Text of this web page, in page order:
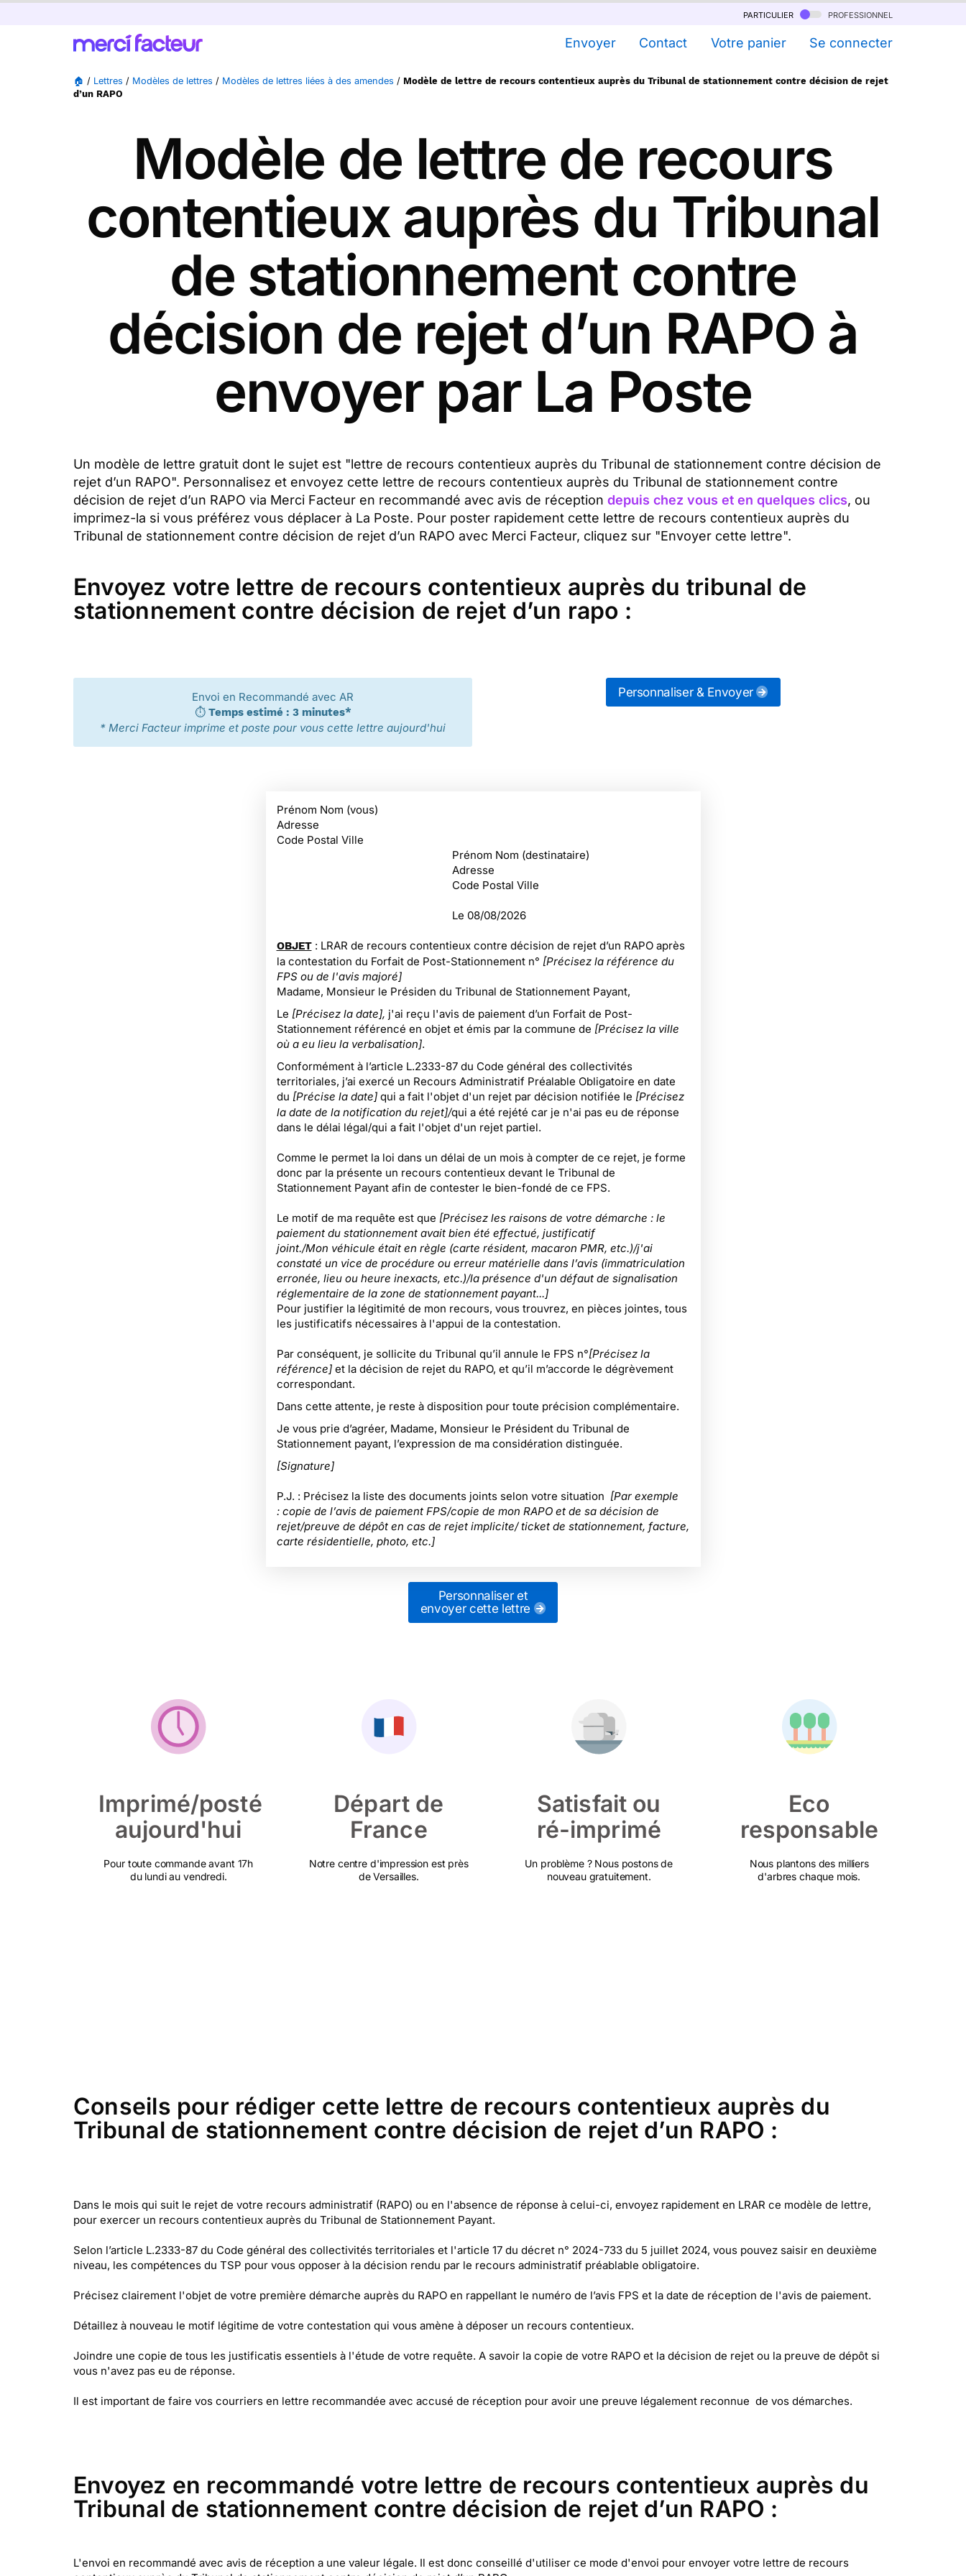
particulier professionnel
Envoyer Contact Votre panier Se connecter
🏠 / Lettres / Modèles de lettres / Modèles de lettres liées à des amendes / Modèle de lettre de recours contentieux auprès du Tribunal de stationnement contre décision de rejet
d’un RAPO
Modèle de lettre de recours
contentieux auprès du Tribunal
de stationnement contre
décision de rejet d’un RAPO à
envoyer par La Poste
Un modèle de lettre gratuit dont le sujet est "lettre de recours contentieux auprès du Tribunal de stationnement contre décision de
rejet d’un RAPO". Personnalisez et envoyez cette lettre de recours contentieux auprès du Tribunal de stationnement contre
décision de rejet d’un RAPO via Merci Facteur en recommandé avec avis de réception depuis chez vous et en quelques clics, ou
imprimez-la si vous préférez vous déplacer à La Poste. Pour poster rapidement cette lettre de recours contentieux auprès du
Tribunal de stationnement contre décision de rejet d’un RAPO avec Merci Facteur, cliquez sur "Envoyer cette lettre".
Envoyez votre lettre de recours contentieux auprès du tribunal de
stationnement contre décision de rejet d’un rapo :
Envoi en Recommandé avec AR
⏱️ Temps estimé : 3 minutes*
* Merci Facteur imprime et poste pour vous cette lettre aujourd'hui
Personnaliser & Envoyer
Prénom Nom (vous)
Adresse
Code Postal Ville
Prénom Nom (destinataire)
Adresse
Code Postal Ville
Le 08/08/2026
OBJET : LRAR de recours contentieux contre décision de rejet d’un RAPO après
la contestation du Forfait de Post-Stationnement n° [Précisez la référence du
FPS ou de l'avis majoré]
Madame, Monsieur le Présiden du Tribunal de Stationnement Payant,
Le [Précisez la date], j'ai reçu l'avis de paiement d’un Forfait de Post-
Stationnement référencé en objet et émis par la commune de [Précisez la ville
où a eu lieu la verbalisation].
Conformément à l’article L.2333-87 du Code général des collectivités
territoriales, j’ai exercé un Recours Administratif Préalable Obligatoire en date
du [Précise la date] qui a fait l'objet d'un rejet par décision notifiée le [Précisez
la date de la notification du rejet]/qui a été rejété car je n'ai pas eu de réponse
dans le délai légal/qui a fait l'objet d'un rejet partiel.
Comme le permet la loi dans un délai de un mois à compter de ce rejet, je forme
donc par la présente un recours contentieux devant le Tribunal de
Stationnement Payant afin de contester le bien-fondé de ce FPS.
Le motif de ma requête est que [Précisez les raisons de votre démarche : le
paiement du stationnement avait bien été effectué, justificatif
joint./Mon véhicule était en règle (carte résident, macaron PMR, etc.)/j'ai
constaté un vice de procédure ou erreur matérielle dans l’avis (immatriculation
erronée, lieu ou heure inexacts, etc.)/la présence d'un défaut de signalisation
réglementaire de la zone de stationnement payant...]
Pour justifier la légitimité de mon recours, vous trouvrez, en pièces jointes, tous
les justificatifs nécessaires à l'appui de la contestation.
Par conséquent, je sollicite du Tribunal qu’il annule le FPS n°[Précisez la
référence]et la décision de rejet du RAPO, et qu’il m’accorde le dégrèvement
correspondant.
Dans cette attente, je reste à disposition pour toute précision complémentaire.
Je vous prie d’agréer, Madame, Monsieur le Président du Tribunal de
Stationnement payant, l’expression de ma considération distinguée.
[Signature]
P.J. : Précisez la liste des documents joints selon votre situation [Par exemple
: copie de l’avis de paiement FPS/copie de mon RAPO et de sa décision de
rejet/preuve de dépôt en cas de rejet implicite/ ticket de stationnement, facture,
carte résidentielle, photo, etc.]
Personnaliser et
envoyer cette lettre
Imprimé/posté
aujourd'hui
Pour toute commande avant 17h
du lundi au vendredi.
Départ de
France
Notre centre d'impression est près
de Versailles.
Satisfait ou
ré-imprimé
Un problème ? Nous postons de
nouveau gratuitement.
Eco
responsable
Nous plantons des milliers
d'arbres chaque mois.
Conseils pour rédiger cette lettre de recours contentieux auprès du
Tribunal de stationnement contre décision de rejet d’un RAPO :
Dans le mois qui suit le rejet de votre recours administratif (RAPO) ou en l'absence de réponse à celui-ci, envoyez rapidement en LRAR ce modèle de lettre,
pour exercer un recours contentieux auprès du Tribunal de Stationnement Payant.
Selon l’article L.2333-87 du Code général des collectivités territoriales et l'article 17 du décret n° 2024-733 du 5 juillet 2024, vous pouvez saisir en deuxième
niveau, les compétences du TSP pour vous opposer à la décision rendu par le recours administratif préablable obligatoire.
Précisez clairement l'objet de votre première démarche auprès du RAPO en rappellant le numéro de l’avis FPS et la date de réception de l'avis de paiement.
Détaillez à nouveau le motif légitime de votre contestation qui vous amène à déposer un recours contentieux.
Joindre une copie de tous les justificatis essentiels à l'étude de votre requête. A savoir la copie de votre RAPO et la décision de rejet ou la preuve de dépôt si
vous n'avez pas eu de réponse.
Il est important de faire vos courriers en lettre recommandée avec accusé de réception pour avoir une preuve légalement reconnue de vos démarches.
Envoyez en recommandé votre lettre de recours contentieux auprès du
Tribunal de stationnement contre décision de rejet d’un RAPO :
L'envoi en recommandé avec avis de réception a une valeur légale. Il est donc conseillé d'utiliser ce mode d'envoi pour envoyer votre lettre de recours